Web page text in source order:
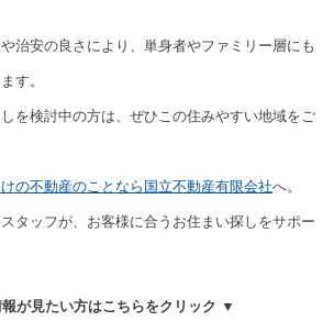
治安の良さにより、単身者やファミリー層にも
す。
を検討中の方は、ぜひこの住みやすい地域をご
の不動産のことなら国立不動産有限会社へ。
タッフが、お客様に合うお住まい探しをサポー
が見たい方はこちらをクリック ▼